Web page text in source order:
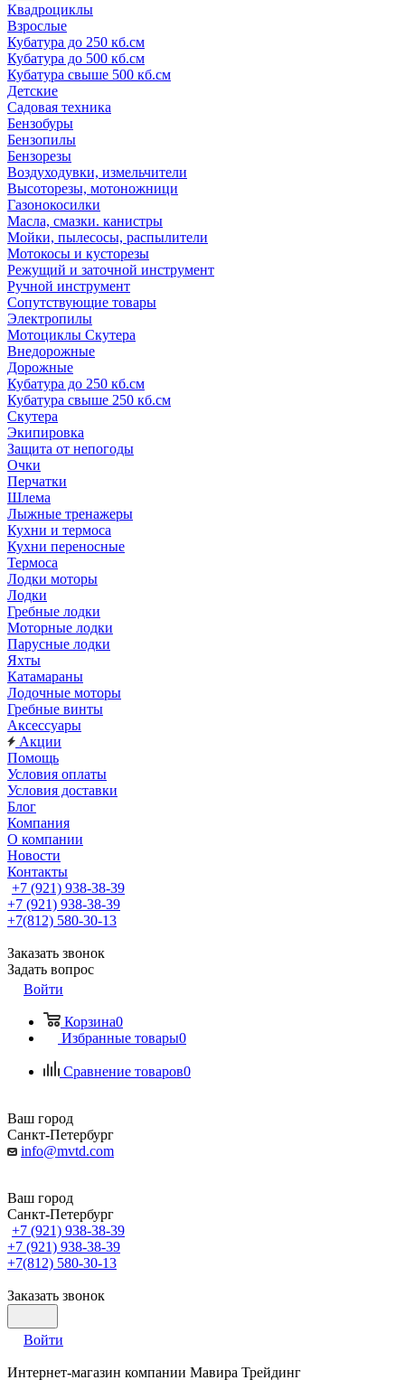
Квадроциклы
Взрослые
Кубатура до 250 кб.см
Кубатура до 500 кб.см
Кубатура свыше 500 кб.см
Детские
Садовая техника
Бензобуры
Бензопилы
Бензорезы
Воздуходувки, измельчители
Высоторезы, мотоножници
Газонокосилки
Масла, смазки. канистры
Мойки, пылесосы, распылители
Мотокосы и кусторезы
Режущий и заточной инструмент
Ручной инструмент
Сопутствующие товары
Электропилы
Мотоциклы Скутера
Внедорожные
Дорожные
Кубатура до 250 кб.см
Кубатура свыше 250 кб.см
Скутера
Экипировка
Защита от непогоды
Очки
Перчатки
Шлема
Лыжные тренажеры
Кухни и термоса
Кухни переносные
Термоса
Лодки моторы
Лодки
Гребные лодки
Моторные лодки
Парусные лодки
Яхты
Катамараны
Лодочные моторы
Гребные винты
Аксессуары
Акции
Помощь
Условия оплаты
Условия доставки
Блог
Компания
О компании
Новости
Контакты
+7 (921) 938-38-39
+7 (921) 938-38-39
+7(812) 580-30-13
Заказать звонок
Задать вопрос
Войти
Корзина0
Избранные товары0
Сравнение товаров0
Ваш город
Санкт-Петербург
info@mvtd.com
Ваш город
Санкт-Петербург
+7 (921) 938-38-39
+7 (921) 938-38-39
+7(812) 580-30-13
Заказать звонок
Войти
Интернет-магазин компании Мавира Трейдинг